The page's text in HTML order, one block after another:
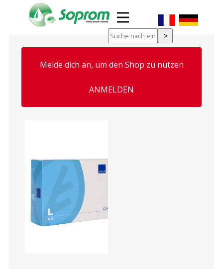
Melde dich an, um den Shop zu nutzen
ANMELDEN